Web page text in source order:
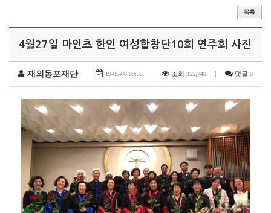
4월27일 마인츠 한인 여성합창단10회 연주회 사진
재외동포재단 19-05-06 09:33 조회 355,748 댓글 0